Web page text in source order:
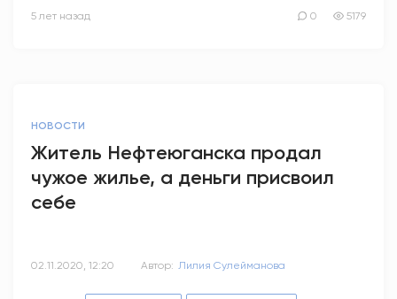
5 лет назад 0 5179
НОВОСТИ
Житель Нефтеюганска продал
чужое жилье, а деньги присвоил
себе
02.11.2020, 12:20 Автор: Лилия Сулейманова